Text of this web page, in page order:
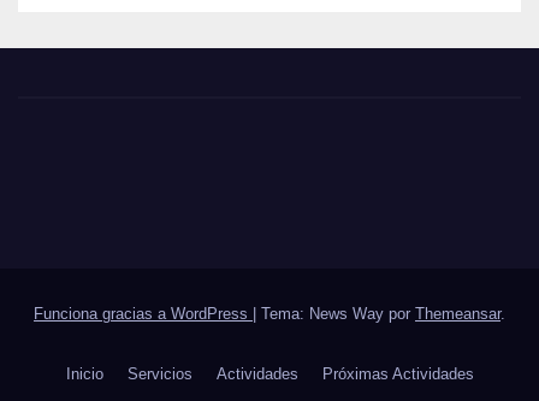
Funciona gracias a WordPress Tema: News Way por Themeansar.
Inicio Servicios Actividades Próximas Actividades